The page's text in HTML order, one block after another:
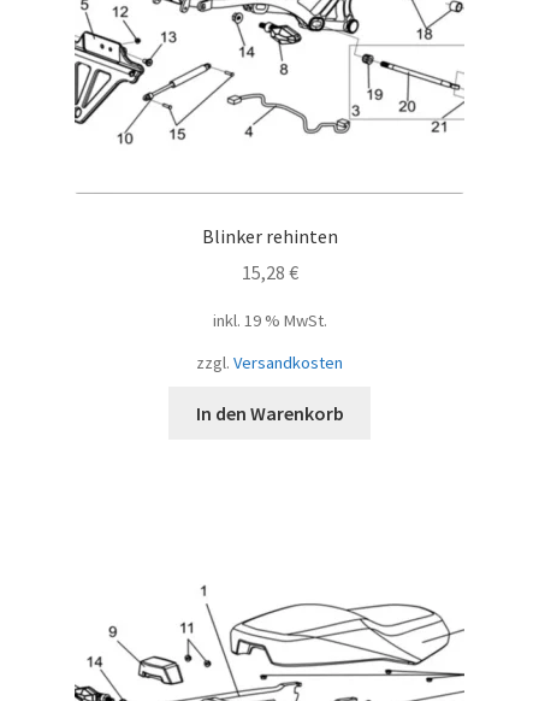
Blinker rehinten
15,28 €
inkl. 19 % MwSt.
zzgl. Versandkosten
In den Warenkorb